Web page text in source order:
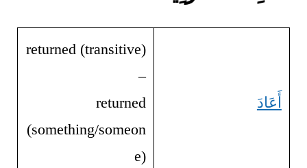
أَعَادَ
returned (transitive)
–
returned
(something/someon
e)